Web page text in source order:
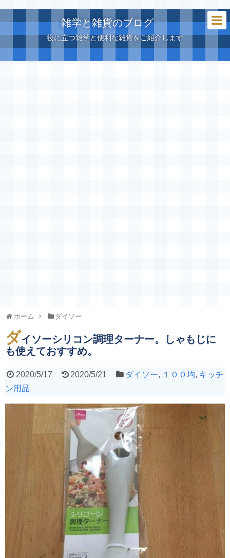
雑学と雑貨のブログ
役に立つ雑学と便利な雑貨をご紹介します
ホーム ダイソー
ダイソーシリコン調理ターナー。しゃもじに
も使えておすすめ。
2020/5/17 2020/5/21 ダイソー, １００均, キッチ
ン用品